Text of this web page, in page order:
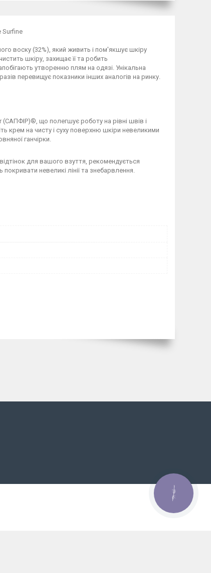
Surfine
воску (32%), який живить і пом'якшує шкіру
шкіру, захищає її та робить
утворенню плям на одязі. Унікальна
перевищує показники інших аналогів на ринку.
що полегшує роботу на рівні швів і
крем на чисту і суху поверхню шкіри невеликими
ганчірки.
для вашого взуття, рекомендується
невеликі лінії та знебарвлення.
КНОПКА
ЗВ'ЯЗКУ